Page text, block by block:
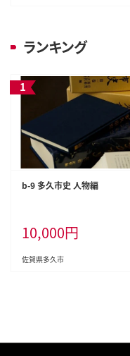
ランキング
b-9 多久市史 人物編
10,000円
佐賀県多久市